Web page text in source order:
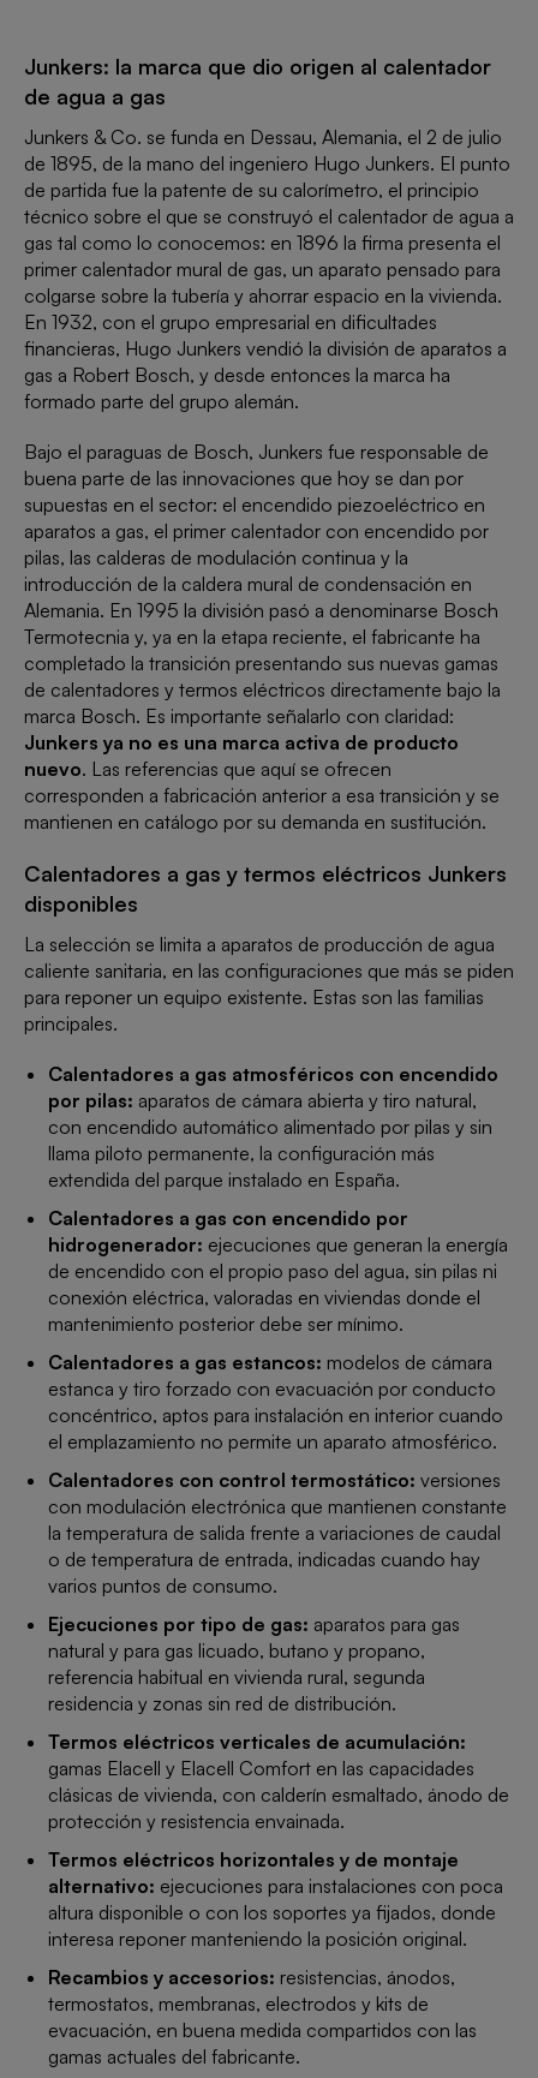
Junkers: la marca que dio origen al calentador
de agua a gas
Junkers & Co. se funda en Dessau, Alemania, el 2 de julio
de 1895, de la mano del ingeniero Hugo Junkers. El punto
de partida fue la patente de su calorímetro, el principio
técnico sobre el que se construyó el calentador de agua a
gas tal como lo conocemos: en 1896 la firma presenta el
primer calentador mural de gas, un aparato pensado para
colgarse sobre la tubería y ahorrar espacio en la vivienda.
En 1932, con el grupo empresarial en dificultades
financieras, Hugo Junkers vendió la división de aparatos a
gas a Robert Bosch, y desde entonces la marca ha
formado parte del grupo alemán.
Bajo el paraguas de Bosch, Junkers fue responsable de
buena parte de las innovaciones que hoy se dan por
supuestas en el sector: el encendido piezoeléctrico en
aparatos a gas, el primer calentador con encendido por
pilas, las calderas de modulación continua y la
introducción de la caldera mural de condensación en
Alemania. En 1995 la división pasó a denominarse Bosch
Termotecnia y, ya en la etapa reciente, el fabricante ha
completado la transición presentando sus nuevas gamas
de calentadores y termos eléctricos directamente bajo la
marca Bosch. Es importante señalarlo con claridad:
Junkers ya no es una marca activa de producto
nuevo. Las referencias que aquí se ofrecen
corresponden a fabricación anterior a esa transición y se
mantienen en catálogo por su demanda en sustitución.
Calentadores a gas y termos eléctricos Junkers
disponibles
La selección se limita a aparatos de producción de agua
caliente sanitaria, en las configuraciones que más se piden
para reponer un equipo existente. Estas son las familias
principales.
Calentadores a gas atmosféricos con encendido
por pilas: aparatos de cámara abierta y tiro natural,
con encendido automático alimentado por pilas y sin
llama piloto permanente, la configuración más
extendida del parque instalado en España.
Calentadores a gas con encendido por
hidrogenerador: ejecuciones que generan la energía
de encendido con el propio paso del agua, sin pilas ni
conexión eléctrica, valoradas en viviendas donde el
mantenimiento posterior debe ser mínimo.
Calentadores a gas estancos: modelos de cámara
estanca y tiro forzado con evacuación por conducto
concéntrico, aptos para instalación en interior cuando
el emplazamiento no permite un aparato atmosférico.
Calentadores con control termostático: versiones
con modulación electrónica que mantienen constante
la temperatura de salida frente a variaciones de caudal
o de temperatura de entrada, indicadas cuando hay
varios puntos de consumo.
Ejecuciones por tipo de gas: aparatos para gas
natural y para gas licuado, butano y propano,
referencia habitual en vivienda rural, segunda
residencia y zonas sin red de distribución.
Termos eléctricos verticales de acumulación:
gamas Elacell y Elacell Comfort en las capacidades
clásicas de vivienda, con calderín esmaltado, ánodo de
protección y resistencia envainada.
Termos eléctricos horizontales y de montaje
alternativo: ejecuciones para instalaciones con poca
altura disponible o con los soportes ya fijados, donde
interesa reponer manteniendo la posición original.
Recambios y accesorios: resistencias, ánodos,
termostatos, membranas, electrodos y kits de
evacuación, en buena medida compartidos con las
gamas actuales del fabricante.